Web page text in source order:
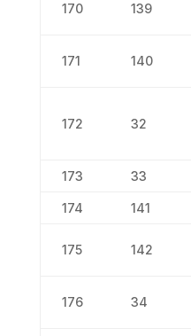
170 139
171 140
172 32
173 33
174 141
175 142
176 34